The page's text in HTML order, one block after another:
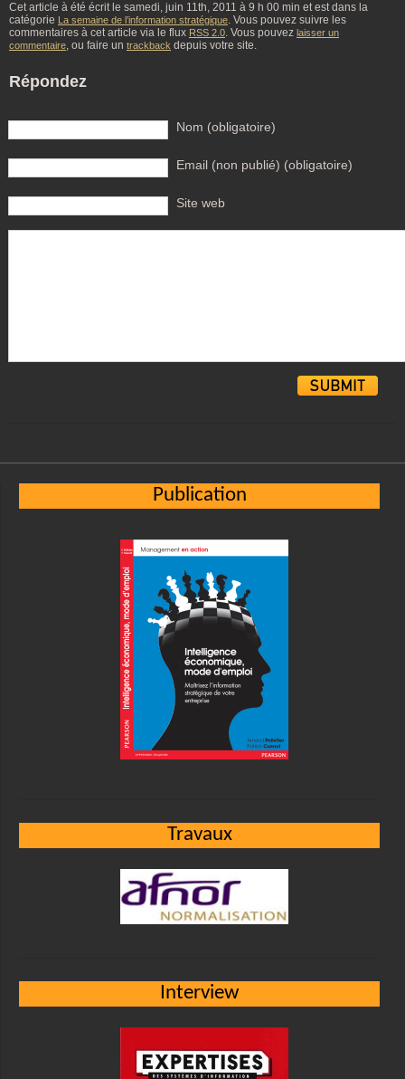
Cet article à été écrit le samedi, juin 11th, 2011 à 9 h 00 min et est dans la
catégorie La semaine de l’information stratégique. Vous pouvez suivre les
commentaires à cet article via le flux RSS 2.0. Vous pouvez laisser un
commentaire, ou faire un trackback depuis votre site.
Répondez
Nom (obligatoire)
Email (non publié) (obligatoire)
Site web
Publication
Travaux
Interview